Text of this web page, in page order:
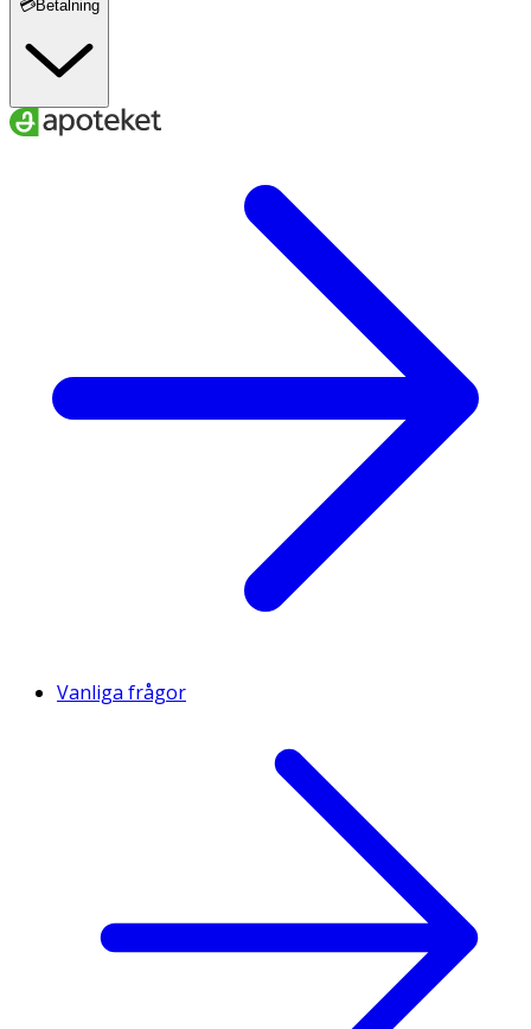
💳Betalning
Vanliga frågor